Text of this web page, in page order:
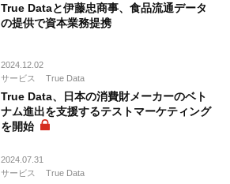
True Dataと伊藤忠商事、食品流通データ
の提供で資本業務提携
2024.12.02
サービス
True Data
True Data、日本の消費財メーカーのベト
ナム進出を支援するテストマーケティング
を開始
2024.07.31
サービス
True Data